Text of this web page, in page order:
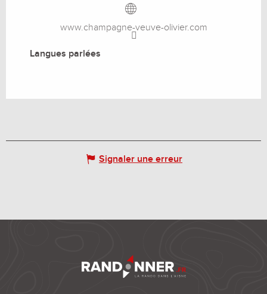
www.champagne-veuve-olivier.com
Langues parlées
Langues parlées
Signaler une erreur